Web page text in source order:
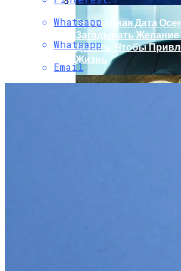
Зеркальная Дата
Загадывать Желание
Делать, Чтобы
Жизнь
Whatsapp
Whatsapp
Email